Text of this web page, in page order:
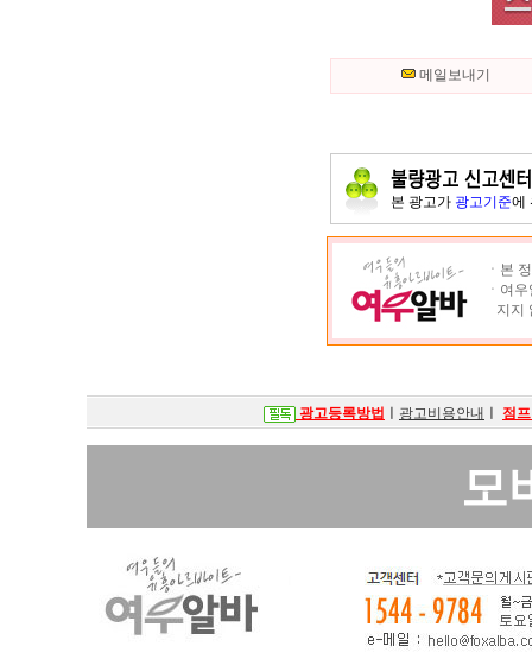
메일보내기
본 광고가 광고기준에
ㆍ본
ㆍ여
지지
광고등록방법 광고비용안내 점
모